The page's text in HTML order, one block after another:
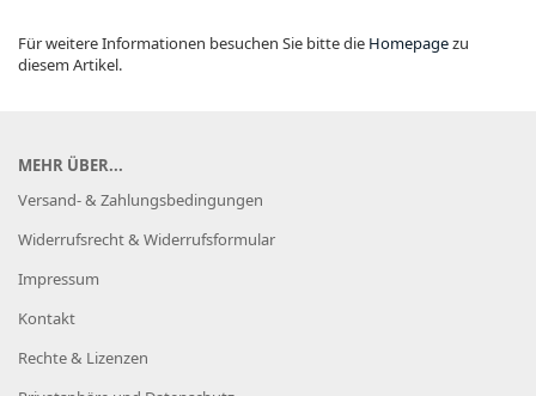
Für weitere Informationen besuchen Sie bitte die Homepagezu
diesem Artikel.
MEHR ÜBER...
Versand- & Zahlungsbedingungen
Widerrufsrecht & Widerrufsformular
Impressum
Kontakt
Rechte & Lizenzen